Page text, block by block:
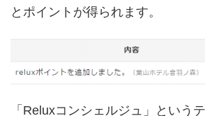
とポイントが得られます。
「Reluxコンシェルジュ」という